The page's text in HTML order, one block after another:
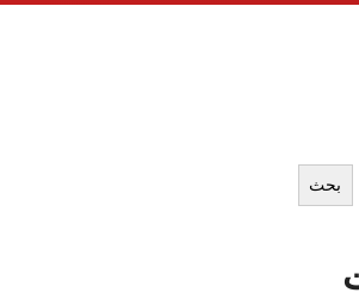
بحث